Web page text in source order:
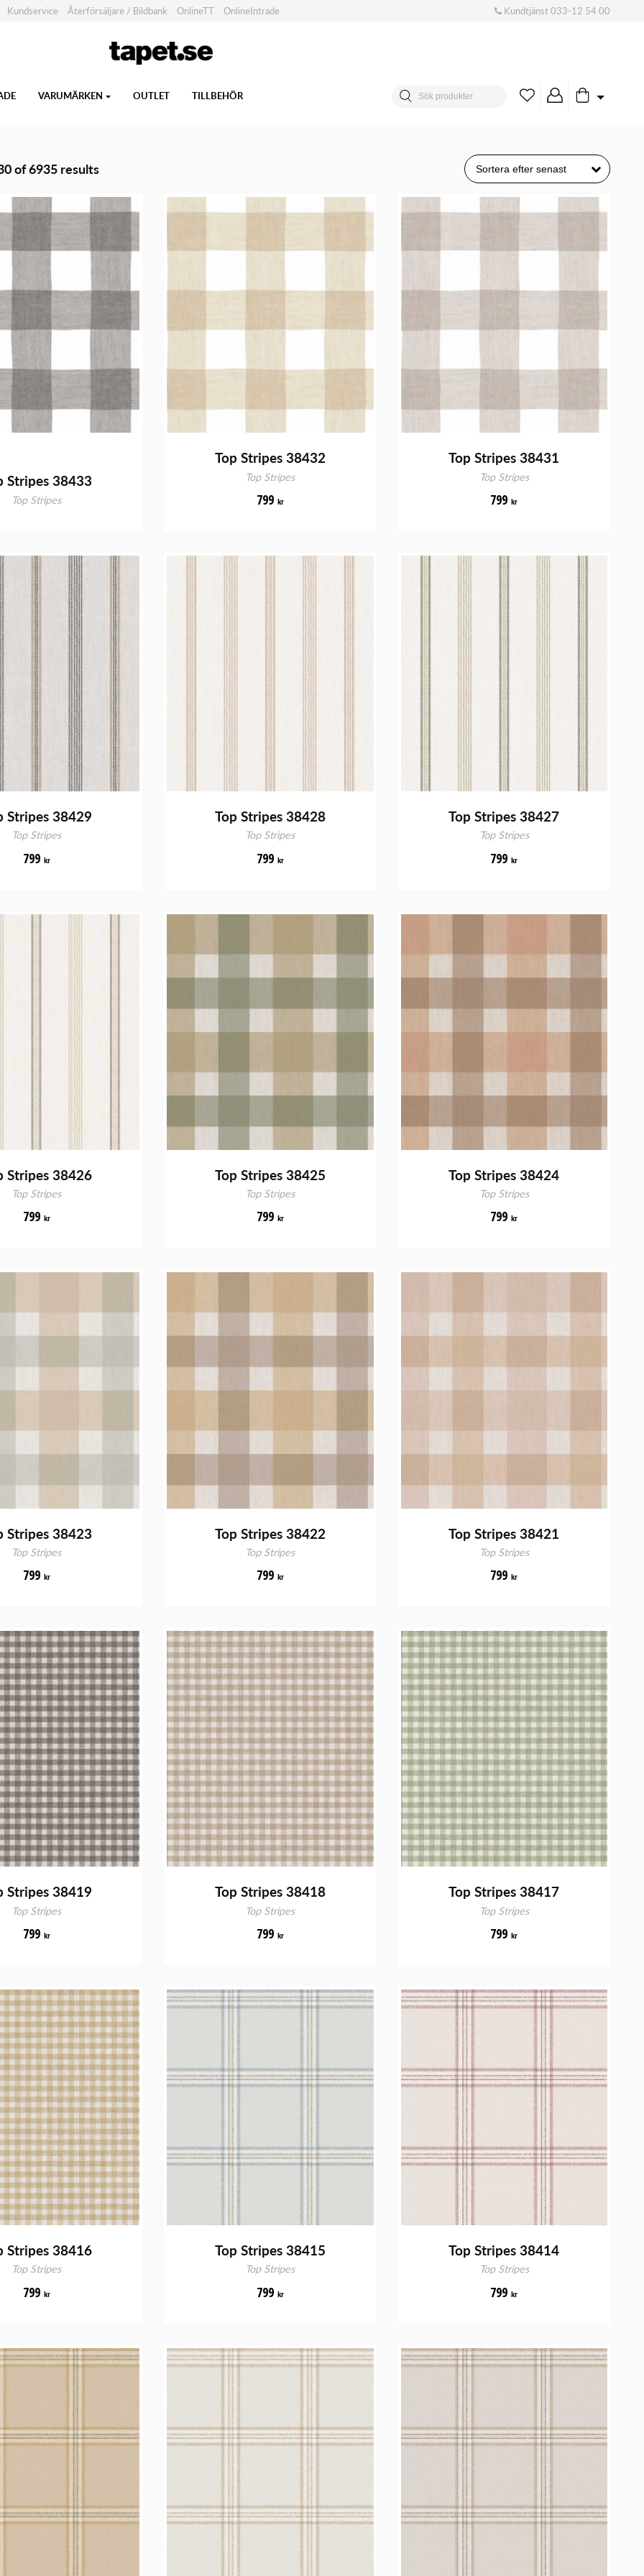
Kundservice Återförsäljare / Bildbank OnlineTT OnlineIntrade Kundtjänst033-12 54 00
VARUMÄRKEN OUTLET TILLBEHÖR
of 6935 results
Stripes 38433
Top Stripes
Top Stripes 38432
Top Stripes
799 kr
Top Stripes 38431
Top Stripes
799kr
Stripes 38429
Top Stripes
799 kr
Top Stripes 38428
Top Stripes
799 kr
Top Stripes 38427
Top Stripes
799kr
Stripes 38426
Top Stripes
799 kr
Top Stripes 38425
Top Stripes
799 kr
Top Stripes 38424
Top Stripes
799kr
Stripes 38423
Top Stripes
799 kr
Top Stripes 38422
Top Stripes
799 kr
Top Stripes 38421
Top Stripes
799kr
Stripes 38419
Top Stripes
799 kr
Top Stripes 38418
Top Stripes
799 kr
Top Stripes 38417
Top Stripes
799kr
Stripes 38416
Top Stripes
799 kr
Top Stripes 38415
Top Stripes
799 kr
Top Stripes 38414
Top Stripes
799kr